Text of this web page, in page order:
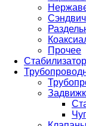
Сэндвич
Прочее